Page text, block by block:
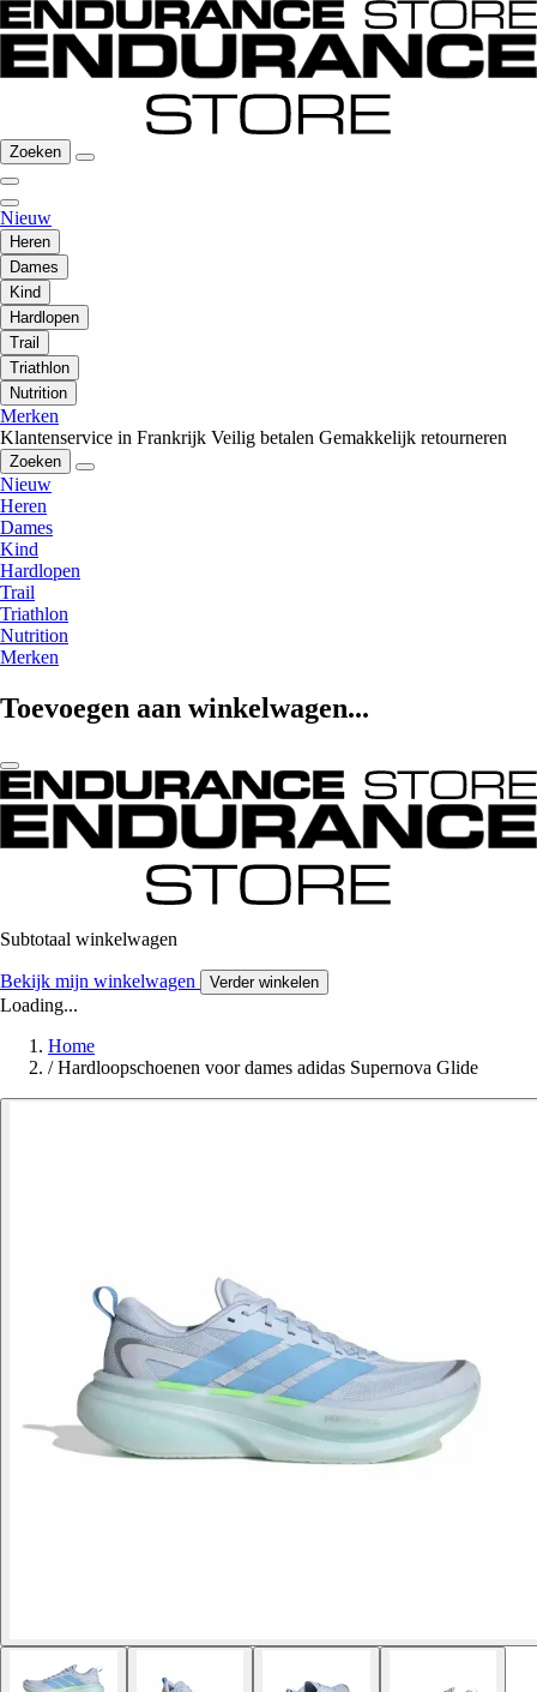
Zoeken
Nieuw
Heren
Dames
Kind
Hardlopen
Trail
Triathlon
Nutrition
Merken
Klantenservice in Frankrijk Veilig betalen Gemakkelijk retourneren
Zoeken
Nieuw
Heren
Dames
Kind
Hardlopen
Trail
Triathlon
Nutrition
Merken
Toevoegen aan winkelwagen...
Subtotaal winkelwagen
Bekijk mijn winkelwagen Verder winkelen
Loading...
Home
/ Hardloopschoenen voor dames adidas Supernova Glide